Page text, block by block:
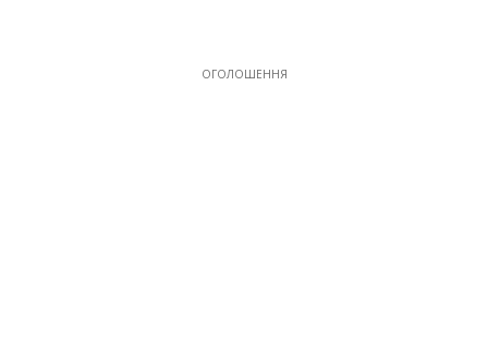
ОГОЛОШЕННЯ